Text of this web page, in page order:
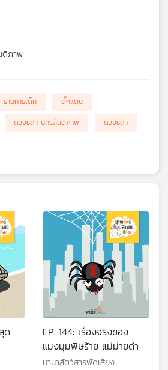
ติภาพ
รายการเด็ก
ตั๊กแตน
ดวงธิดา นครสันติภาพ
ดวงธิดา
ด
EP. 144: เรื่องจริงของ
แมงมุมพิษร้าย แม่ม่ายดำ
นานาสัตว์สารพัดเสียง